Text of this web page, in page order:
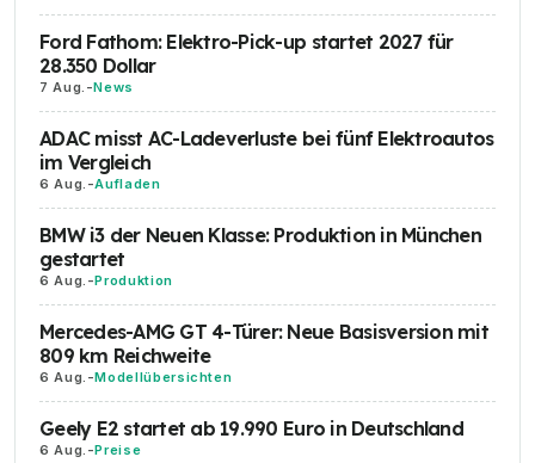
Ford Fathom: Elektro-Pick-up startet 2027 für
28.350 Dollar
7 Aug. -News
ADAC misst AC-Ladeverluste bei fünf Elektroautos
im Vergleich
6 Aug. -Aufladen
BMW i3 der Neuen Klasse: Produktion in München
gestartet
6 Aug. -Produktion
Mercedes-AMG GT 4-Türer: Neue Basisversion mit
809 km Reichweite
6 Aug. -Modellübersichten
Geely E2 startet ab 19.990 Euro in Deutschland
6 Aug. -Preise